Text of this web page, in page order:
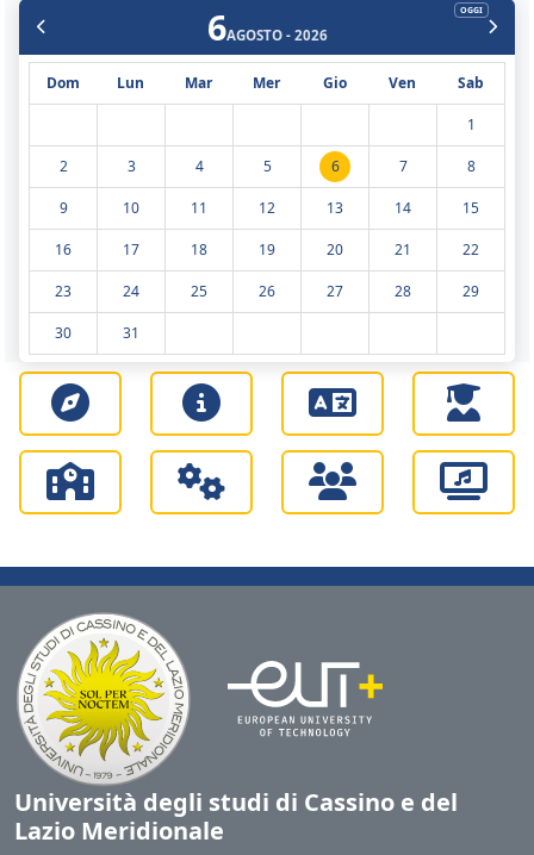
OGGI
6AGOSTO - 2026
Dom Lun Mar Mer Gio Ven Sab
1
2 3 4 5 6 7 8
9 10 11 12 13 14 15
16 17 18 19 20 21 22
23 24 25 26 27 28 29
30 31
Università degli studi di Cassino e del
Lazio Meridionale